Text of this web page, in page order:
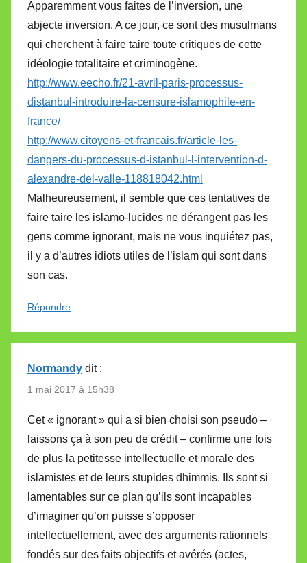
Apparemment vous faites de l’inversion, une
abjecte inversion. A ce jour, ce sont des musulmans
qui cherchent à faire taire toute critiques de cette
idéologie totalitaire et criminogène.
http://www.eecho.fr/21-avril-paris-processus-
distanbul-introduire-la-censure-islamophile-en-
france/
http://www.citoyens-et-francais.fr/article-les-
dangers-du-processus-d-istanbul-l-intervention-d-
alexandre-del-valle-118818042.html
Malheureusement, il semble que ces tentatives de
faire taire les islamo-lucides ne dérangent pas les
gens comme ignorant, mais ne vous inquiétez pas,
il y a d’autres idiots utiles de l’islam qui sont dans
son cas.
Répondre
Normandy dit :
1 mai 2017 à 15h38
Cet « ignorant » qui a si bien choisi son pseudo –
laissons ça à son peu de crédit – confirme une fois
de plus la petitesse intellectuelle et morale des
islamistes et de leurs stupides dhimmis. Ils sont si
lamentables sur ce plan qu’ils sont incapables
d’imaginer qu’on puisse s’opposer
intellectuellement, avec des arguments rationnels
fondés sur des faits objectifs et avérés (actes,